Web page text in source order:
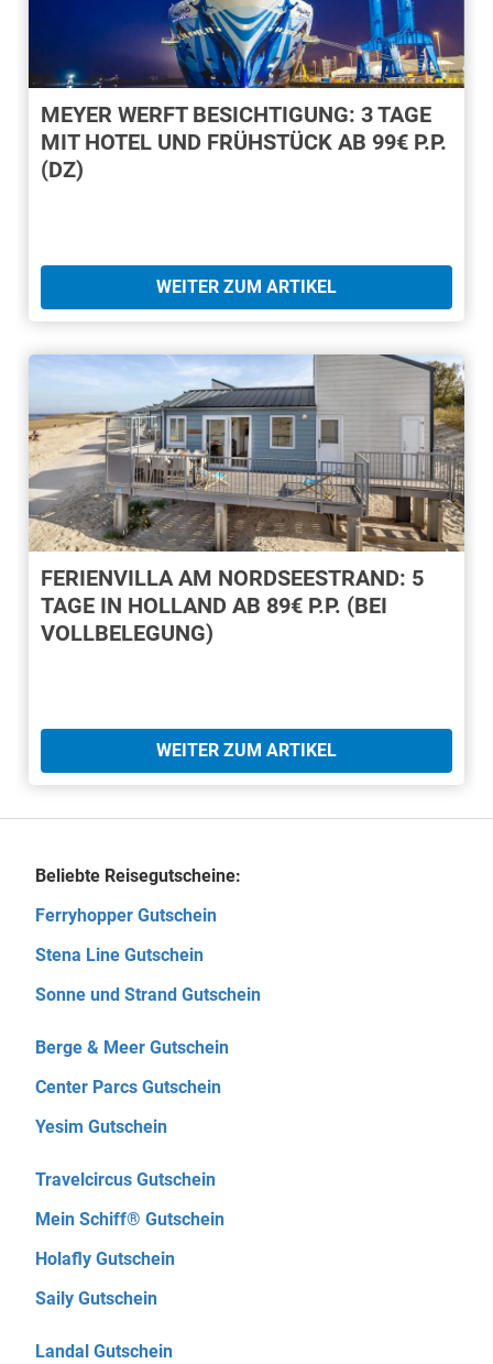
MEYER WERFT BESICHTIGUNG: 3 TAGE
MIT HOTEL UND FRÜHSTÜCK AB 99€ P.P.
(DZ)
WEITER ZUM ARTIKEL
FERIENVILLA AM NORDSEESTRAND: 5
TAGE IN HOLLAND AB 89€ P.P. (BEI
VOLLBELEGUNG)
WEITER ZUM ARTIKEL
Beliebte Reisegutscheine:
Ferryhopper Gutschein
Stena Line Gutschein
Sonne und Strand Gutschein
Berge & Meer Gutschein
Center Parcs Gutschein
Yesim Gutschein
Travelcircus Gutschein
Mein Schiff® Gutschein
Holafly Gutschein
Saily Gutschein
Landal Gutschein